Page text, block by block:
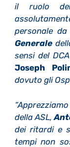
il ruolo
personale
Generale
sensi del DCA
Joseph
dovuto gli
della ASL,
dei ritardi e
tempi non